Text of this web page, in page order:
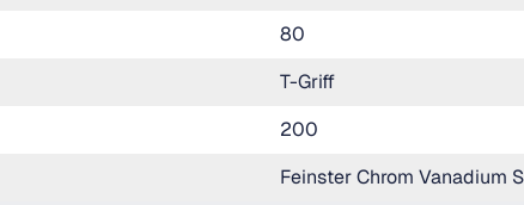
80
T-Griff
200
Feinster Chrom Vanadium